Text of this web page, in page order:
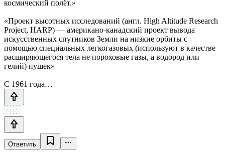
космический полёт.»
«Проект высотных исследований (англ. High Altitude Research
Project, HARP) — американо-канадский проект вывода
искусственных спутников Земли на низкие орбиты с
помощью специальных легкогазовых (используют в качестве
расширяющегося тела не пороховые газы, а водород или
гелий) пушек»
С 1961 года…
Ответить